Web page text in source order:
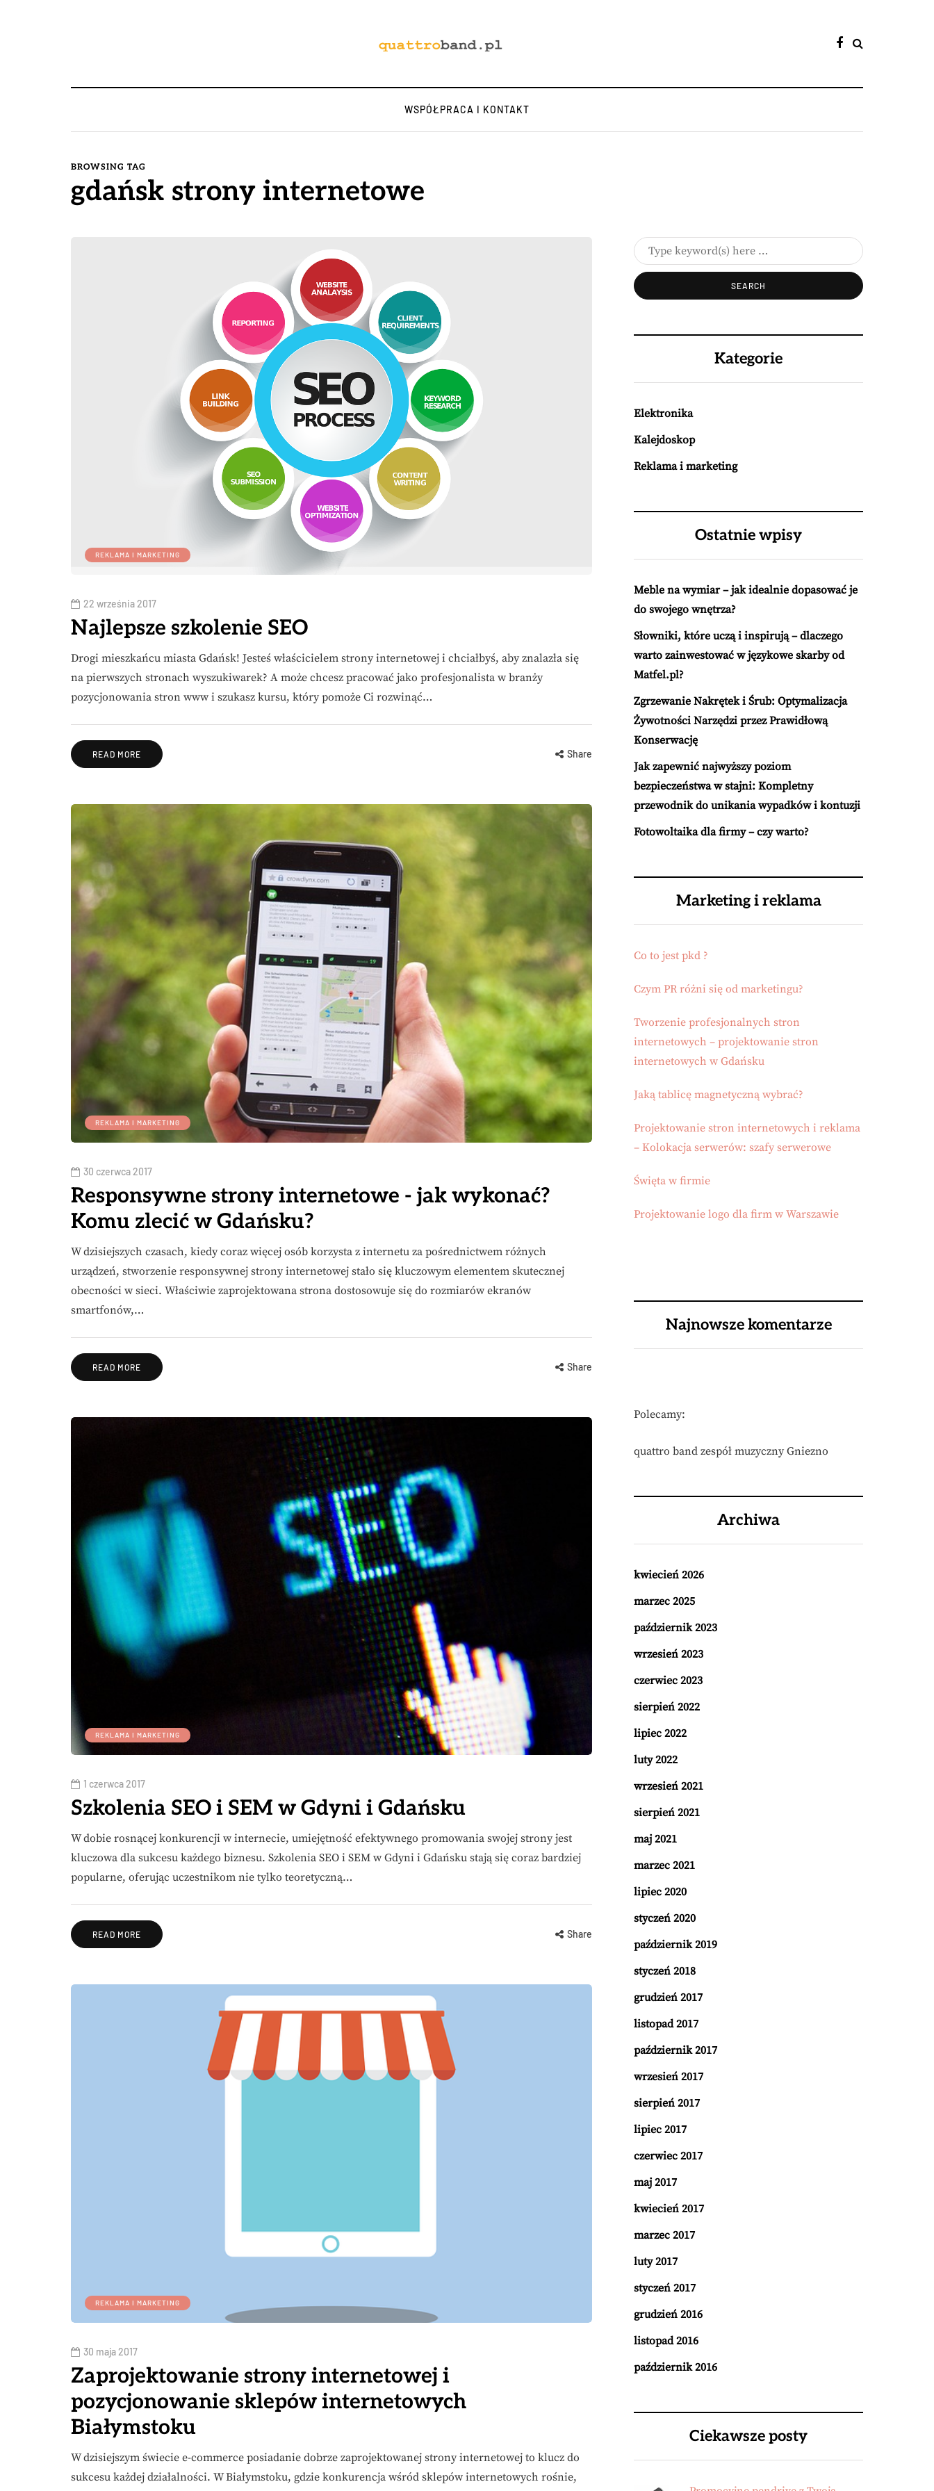
WSPÓŁPRACA I KONTAKT
BROWSING TAG
gdańsk strony internetowe
REKLAMA I MARKETING
22 września 2017
Najlepsze szkolenie SEO
Drogi mieszkańcu miasta Gdańsk! Jesteś właścicielem strony internetowej i chciałbyś, aby znalazła się
na pierwszych stronach wyszukiwarek? A może chcesz pracować jako profesjonalista w branży
pozycjonowania stron www i szukasz kursu, który pomoże Ci rozwinąć…
READ MORE Share
REKLAMA I MARKETING
30 czerwca 2017
Responsywne strony internetowe - jak wykonać?
Komu zlecić w Gdańsku?
W dzisiejszych czasach, kiedy coraz więcej osób korzysta z internetu za pośrednictwem różnych
urządzeń, stworzenie responsywnej strony internetowej stało się kluczowym elementem skutecznej
obecności w sieci. Właściwie zaprojektowana strona dostosowuje się do rozmiarów ekranów
smartfonów,…
READ MORE Share
REKLAMA I MARKETING
1 czerwca 2017
Szkolenia SEO i SEM w Gdyni i Gdańsku
W dobie rosnącej konkurencji w internecie, umiejętność efektywnego promowania swojej strony jest
kluczowa dla sukcesu każdego biznesu. Szkolenia SEO i SEM w Gdyni i Gdańsku stają się coraz bardziej
popularne, oferując uczestnikom nie tylko teoretyczną…
READ MORE Share
REKLAMA I MARKETING
30 maja 2017
Zaprojektowanie strony internetowej i
pozycjonowanie sklepów internetowych
Białymstoku
W dzisiejszym świecie e-commerce posiadanie dobrze zaprojektowanej strony internetowej to klucz do
sukcesu każdej działalności. W Białymstoku, gdzie konkurencja wśród sklepów internetowych rośnie,
Kategorie
Elektronika
Kalejdoskop
Reklama i marketing
Ostatnie wpisy
Meble na wymiar – jak idealnie dopasować je
do swojego wnętrza?
Słowniki, które uczą i inspirują – dlaczego
warto zainwestować w językowe skarby od
Matfel.pl?
Zgrzewanie Nakrętek i Śrub: Optymalizacja
Żywotności Narzędzi przez Prawidłową
Konserwację
Jak zapewnić najwyższy poziom
bezpieczeństwa w stajni: Kompletny
przewodnik do unikania wypadków i kontuzji
Fotowoltaika dla firmy – czy warto?
Marketing i reklama
Co to jest pkd ?
Czym PR różni się od marketingu?
Tworzenie profesjonalnych stron
internetowych – projektowanie stron
internetowych w Gdańsku
Jaką tablicę magnetyczną wybrać?
Projektowanie stron internetowych i reklama
– Kolokacja serwerów: szafy serwerowe
Święta w firmie
Projektowanie logo dla firm w Warszawie
Najnowsze komentarze
Polecamy:
quattro band zespół muzyczny Gniezno
Archiwa
kwiecień 2026
marzec 2025
październik 2023
wrzesień 2023
czerwiec 2023
sierpień 2022
lipiec 2022
luty 2022
wrzesień 2021
sierpień 2021
maj 2021
marzec 2021
lipiec 2020
styczeń 2020
październik 2019
styczeń 2018
grudzień 2017
listopad 2017
październik 2017
wrzesień 2017
sierpień 2017
lipiec 2017
czerwiec 2017
maj 2017
kwiecień 2017
marzec 2017
luty 2017
styczeń 2017
grudzień 2016
listopad 2016
październik 2016
Ciekawsze posty